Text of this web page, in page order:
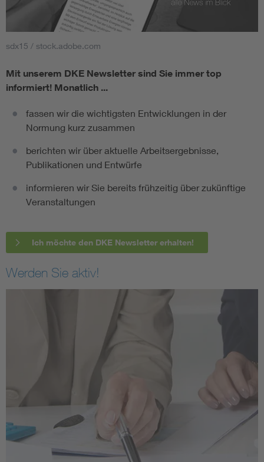
sdx15 / stock.adobe.com
Mit unserem DKE Newsletter sind Sie immer top
informiert! Monatlich ...
fassen wir die wichtigsten Entwicklungen in der
Normung kurz zusammen
berichten wir über aktuelle Arbeitsergebnisse,
Publikationen und Entwürfe
informieren wir Sie bereits frühzeitig über zukünftige
Veranstaltungen
Ich möchte den DKE Newsletter erhalten!
Werden Sie aktiv!